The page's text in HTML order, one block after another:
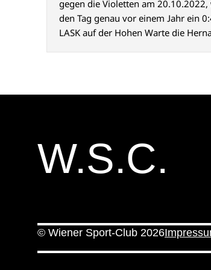
gegen die Violetten am
den Tag genau vor einem Jahr ein
LASK auf der Hohen Warte die
W.S.C.
© Wiener Sport-Club 2026